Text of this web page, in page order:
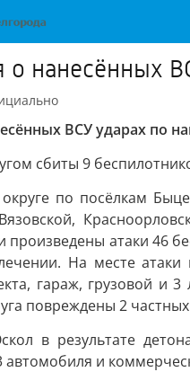
нанесённых
ВСУ ударах по
сбиты 9
по посёлкам
произведены атаки 46
На месте
гараж, грузовой и
повреждены 2
в результате
и